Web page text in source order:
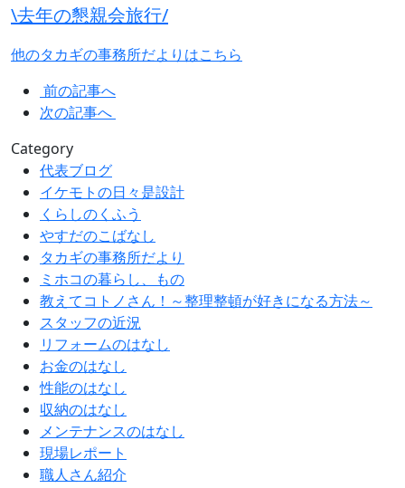
\去年の懇親会旅行/
他のタカギの事務所だよりはこちら
前の記事へ
次の記事へ
Category
代表ブログ
イケモトの日々是設計
くらしのくふう
やすだのこばなし
タカギの事務所だより
ミホコの暮らし、もの
教えてコトノさん！～整理整頓が好きになる方法～
スタッフの近況
リフォームのはなし
お金のはなし
性能のはなし
収納のはなし
メンテナンスのはなし
現場レポート
職人さん紹介